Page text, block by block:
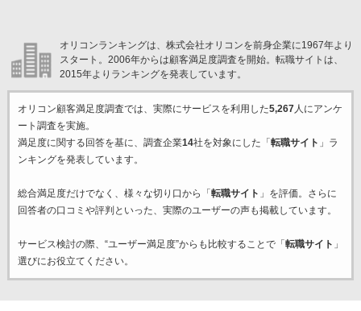
オリコンランキングは、株式会社オリコンを前身企業に1967年より
スタート。2006年からは顧客満足度調査を開始。転職サイトは、
2015年よりランキングを発表しています。
オリコン顧客満足度調査では、実際にサービスを利用した5,267人にアンケ
ート調査を実施。
満足度に関する回答を基に、調査企業14社を対象にした「 転職サイト 」ラ
ンキングを発表しています。
総合満足度だけでなく、様々な切り口から「 転職サイト 」を評価。さらに
回答者の口コミや評判といった、実際のユーザーの声も掲載しています。
サービス検討の際、“ユーザー満足度”からも比較することで「 転職サイト 」
選びにお役立てください。